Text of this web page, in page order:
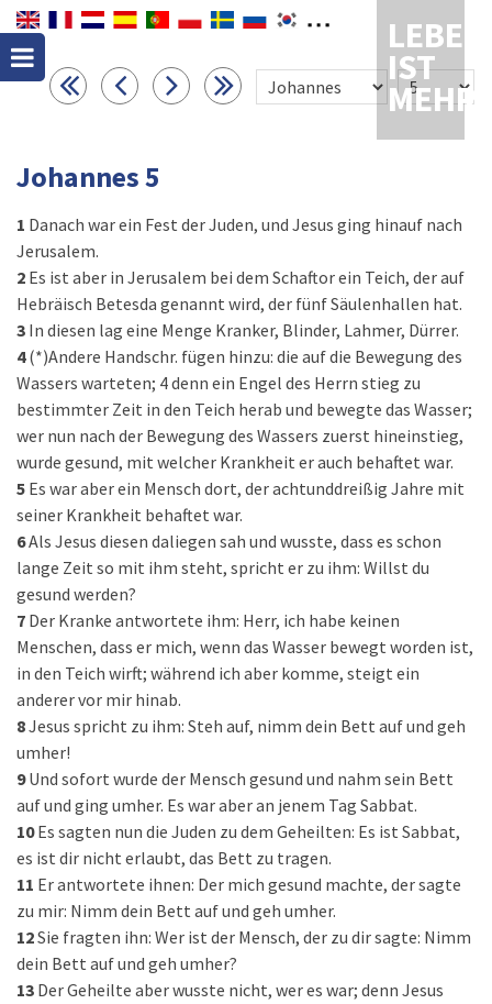
LEBEN
IST
MEHR
Johannes 5
1 Danach war ein Fest der Juden, und Jesus ging hinauf nach
Jerusalem.
2 Es ist aber in Jerusalem bei dem Schaftor ein Teich, der auf
Hebräisch Betesda genannt wird, der fünf Säulenhallen hat.
3 In diesen lag eine Menge Kranker, Blinder, Lahmer, Dürrer.
4 (*)Andere Handschr. fügen hinzu: die auf die Bewegung des
Wassers warteten; 4 denn ein Engel des Herrn stieg zu
bestimmter Zeit in den Teich herab und bewegte das Wasser;
wer nun nach der Bewegung des Wassers zuerst hineinstieg,
wurde gesund, mit welcher Krankheit er auch behaftet war.
5 Es war aber ein Mensch dort, der achtunddreißig Jahre mit
seiner Krankheit behaftet war.
6Als Jesus diesen daliegen sah und wusste, dass es schon
lange Zeit so mit ihm steht, spricht er zu ihm: Willst du
gesund werden?
7 Der Kranke antwortete ihm: Herr, ich habe keinen
Menschen, dass er mich, wenn das Wasser bewegt worden ist,
in den Teich wirft; während ich aber komme, steigt ein
anderer vor mir hinab.
8Jesus spricht zu ihm: Steh auf, nimm dein Bett auf und geh
umher!
9 Und sofort wurde der Mensch gesund und nahm sein Bett
auf und ging umher. Es war aber an jenem Tag Sabbat.
10 Es sagten nun die Juden zu dem Geheilten: Es ist Sabbat,
es ist dir nicht erlaubt, das Bett zu tragen.
11 Er antwortete ihnen: Der mich gesund machte, der sagte
zu mir: Nimm dein Bett auf und geh umher.
12Sie fragten ihn: Wer ist der Mensch, der zu dir sagte: Nimm
dein Bett auf und geh umher?
13 Der Geheilte aber wusste nicht, wer es war; denn Jesus